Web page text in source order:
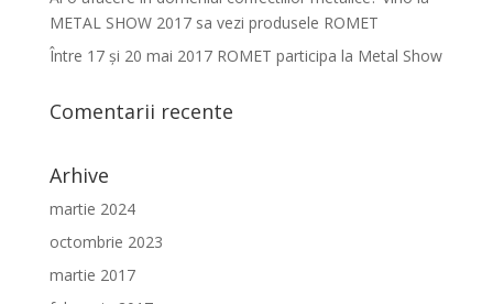
METAL SHOW 2017 sa vezi produsele ROMET
Între 17 şi 20 mai 2017 ROMET participa la Metal Show
Comentarii recente
Arhive
martie 2024
octombrie 2023
martie 2017